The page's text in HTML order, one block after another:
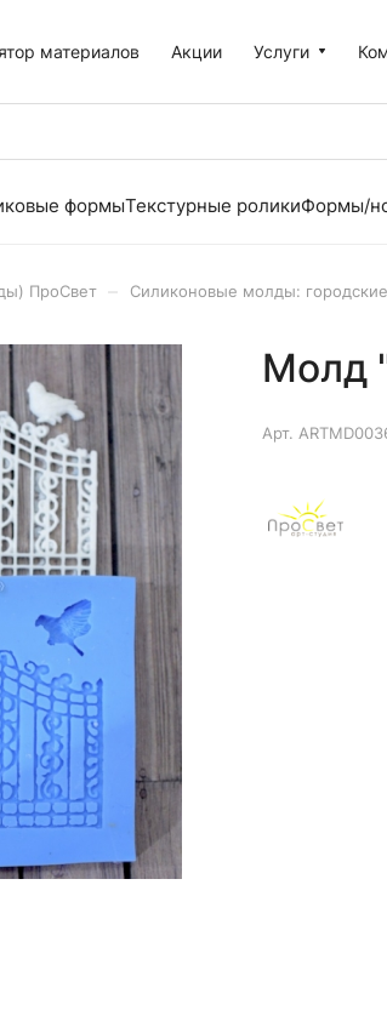
материалов Акции Услуги
формыТекстурные роликиФормы/
ПроСвет Силиконовые молды:
Молд
Арт.